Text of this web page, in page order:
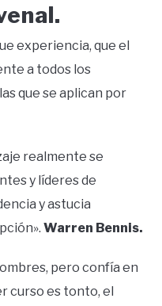
experiencia, que el
a todos los
que se aplican por
realmente se
y líderes de
y astucia
Warren Bennis.
pero confía en
curso es tonto, el